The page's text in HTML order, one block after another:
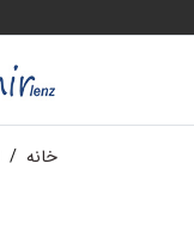
خانه /